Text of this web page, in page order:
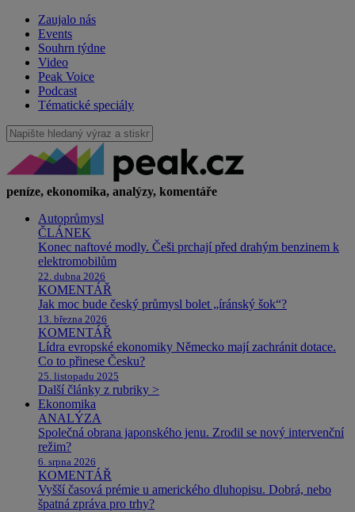
Zaujalo nás
Events
Souhrn týdne
Video
Peak Voice
Podcast
Tématické speciály
peníze, ekonomika, analýzy, komentáře
Autoprůmysl
ČLÁNEK
Konec naftové modly. Češi prchají před drahým benzinem k
elektromobilům
22. dubna 2026
KOMENTÁŘ
Jak moc bude český průmysl bolet „íránský šok“?
13. března 2026
KOMENTÁŘ
Lídra evropské ekonomiky Německo mají zachránit dotace.
Co to přinese Česku?
25. listopadu 2025
Další články z rubriky >
Ekonomika
ANALÝZA
Společná obrana japonského jenu. Zrodil se nový intervenční
režim?
6. srpna 2026
KOMENTÁŘ
Vyšší časová prémie u amerického dluhopisu. Dobrá, nebo
špatná zpráva pro trhy?